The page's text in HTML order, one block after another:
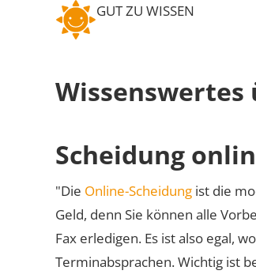
GUT ZU WISSEN
Wissenswertes
Scheidung
"Die Online-Scheidung ist die
Geld, denn Sie können alle
Fax erledigen. Es ist also egal,
Terminabsprachen. Wichtig ist